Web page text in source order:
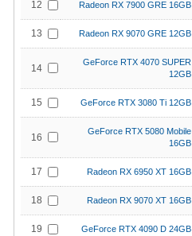
12 Radeon RX 7900 GRE 16GB
13 Radeon RX 9070 GRE 12GB
14
GeForce RTX 4070 SUPER
12GB
15 GeForce RTX 3080 Ti 12GB
16
GeForce RTX 5080 Mobile
16GB
17 Radeon RX 6950 XT 16GB
18 Radeon RX 9070 XT 16GB
19 GeForce RTX 4090 D 24GB